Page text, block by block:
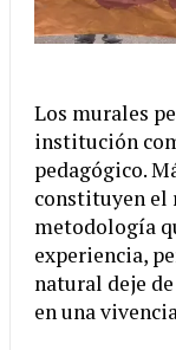
Los murales
institución
pedagógico.
constituyen el
metodología
experiencia,
natural deje
en una